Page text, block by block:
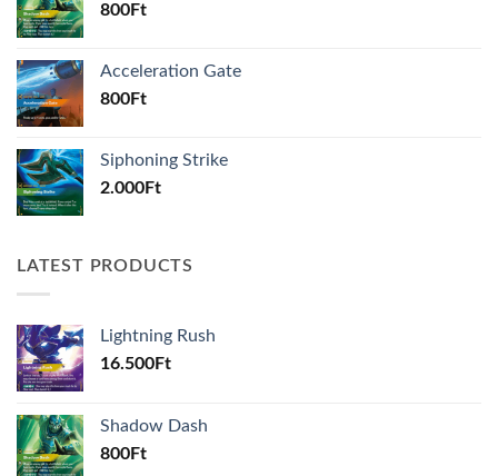
800Ft
Acceleration Gate
800Ft
Siphoning Strike
2.000Ft
LATEST PRODUCTS
Lightning Rush
16.500Ft
Shadow Dash
800Ft